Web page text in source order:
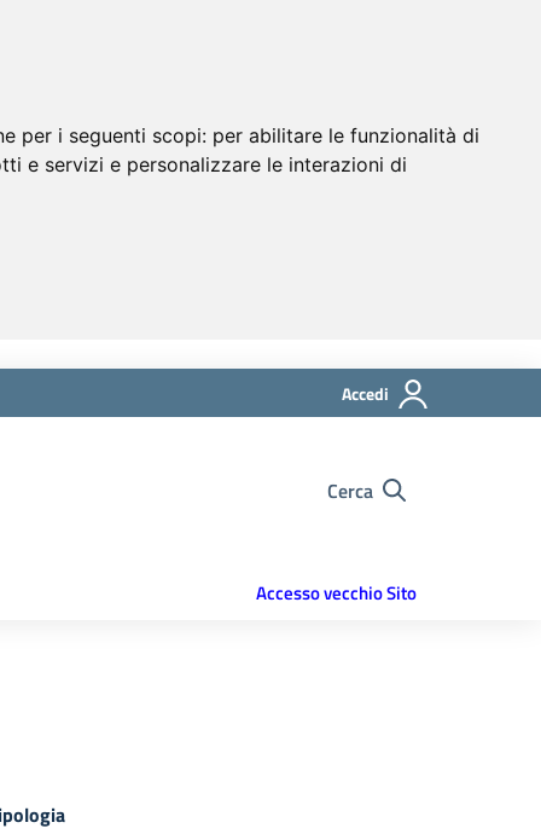
per i seguenti scopi: per abilitare le funzionalità di
e servizi e personalizzare le interazioni di
Accedi
Cerca
Accesso vecchio Sito